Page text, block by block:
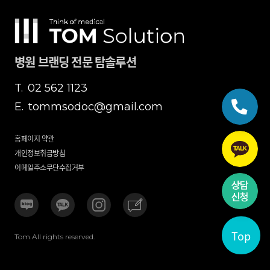
Top
병원 브랜딩 전문 탐솔루션
T. 02 562 1123
E. tommsodoc@gmail.com
홈페이지 약관
개인정보취급방침
이메일주소무단수집거부
Tom.All rights reserved.